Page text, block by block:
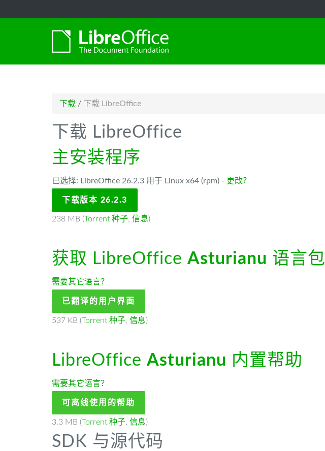
下载 / 下载 LibreOffice
下载 LibreOffice
主安装程序
已选择: LibreOffice 26.2.3 用于 Linux x64 (rpm) - 更改？
下载版本 26.2.3
238 MB (Torrent 种子, 信息)
获取 LibreOffice Asturianu 语言包
需要其它语言？
已翻译的用户界面
537 KB (Torrent 种子, 信息)
LibreOffice Asturianu 内置帮助
需要其它语言？
可离线使用的帮助
3.3 MB (Torrent 种子, 信息)
SDK 与源代码